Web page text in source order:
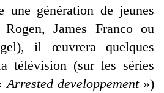
une génération de jeunes
James Franco ou
il œuvrera quelques
télévision (sur les séries
Arrested developpement»)